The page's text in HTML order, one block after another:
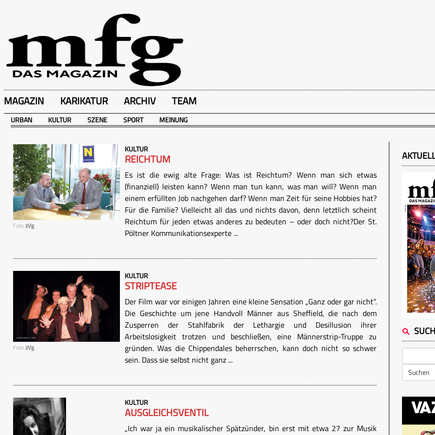
MAGAZIN KARIKATUR ARCHIV TEAM
URBAN KULTUR SZENE SPORT MEINUNG
FotozVg
KULTUR
REICHTUM
Es ist die ewig alte Frage: Was ist Reichtum? Wenn man sich etwas
(finanziell) leisten kann? Wenn man tun kann, was man will? Wenn man
einem erfüllten Job nachgehen darf? Wenn man Zeit für seine Hobbies hat?
Für die Familie? Vielleicht all das und nichts davon, denn letztlich scheint
Reichtum für jeden etwas anderes zu bedeuten – oder doch nicht?Der St.
Pöltner Kommunikationsexperte ...
FotozVg
KULTUR
STRIPTEASE
Der Film war vor einigen Jahren eine kleine Sensation „Ganz oder gar nicht“.
Die Geschichte um jene Handvoll Männer aus Sheffield, die nach dem
Zusperren der Stahlfabrik der Lethargie und Desillusion ihrer
Arbeitslosigkeit trotzen und beschließen, eine Männerstrip-Truppe zu
gründen. Was die Chippendales beherrschen, kann doch nicht so schwer
sein. Dass sie selbst nicht ganz ...
KULTUR
AUSGLEICHSVENTIL
„Ich war ja ein musikalischer Spätzünder, bin erst mit etwa 27 zur Musik
Suchen